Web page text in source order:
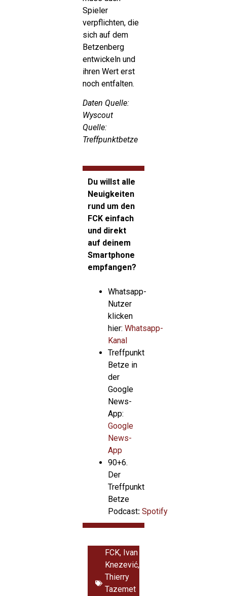
Spieler
verpflichten, die
sich auf dem
Betzenberg
entwickeln und
ihren Wert erst
noch entfalten.
Daten Quelle:
Wyscout
Quelle:
Treffpunktbetze
Du willst alle
Neuigkeiten
rund um den
FCK einfach
und direkt
auf deinem
Smartphone
empfangen?
Whatsapp-
Nutzer
klicken
hier: Whatsapp-
Kanal
Treffpunkt
Betze in
der
Google
News-
App:
Google
News-
App
90+6.
Der
Treffpunkt
Betze
Podcast: Spotify
FCK, Ivan
Knezević,
Thierry
Tazemet